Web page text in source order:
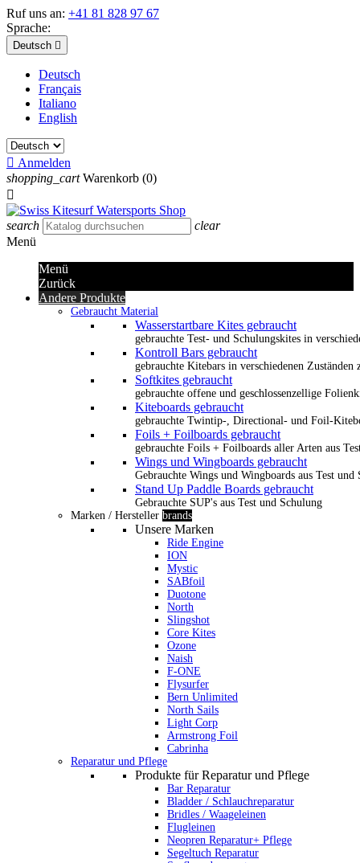
Ruf uns an: +41 81 828 97 67
Sprache:
Deutsch 
Deutsch
Français
Italiano
English
 Anmelden
shopping_cart Warenkorb (0)

search
clear
Menü
Menü
Zurück
Andere Produkte
Gebraucht Material
Wasserstartbare Kites gebraucht
gebrauchte Test- und Schulungskites in
Kontroll Bars gebraucht
gebrauchte Kitebars in verschiedenen Zuständen
Softkites gebraucht
gebrauchte offene und geschlossenzellige
Kiteboards gebraucht
gebrauchte Twintip-, Directional- und Foil-
Foils + Foilboards gebraucht
gebrauchte Foils + Foilboards aller Arten aus
Wings und Wingboards gebraucht
Gebrauchte Wings und Wingboards aus Test und
Stand Up Paddle Boards gebraucht
Gebrauchte SUP's aus Test und Schulung
Marken / Hersteller brands
Unsere Marken
Ride Engine
ION
Mystic
SABfoil
Duotone
North
Slingshot
Core Kites
Ozone
Naish
F-ONE
Flysurfer
Bern Unlimited
North Sails
Light Corp
Armstrong Foil
Cabrinha
Reparatur und Pflege
Produkte für Reparatur und Pflege
Bar Reparatur
Bladder / Schlauchreparatur
Bridles / Waageleinen
Flugleinen
Neopren Reparatur+ Pflege
Segeltuch Reparatur